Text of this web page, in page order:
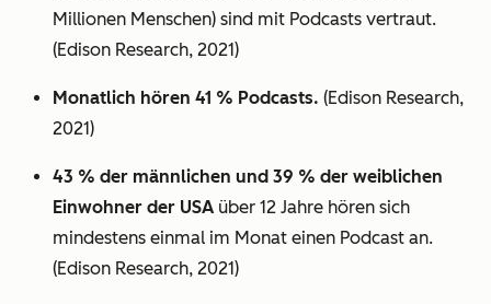
Millionen Menschen) sind mit Podcasts vertraut.
(Edison Research, 2021)
Monatlich hören 41 % Podcasts. (Edison Research,
2021)
43 % der männlichen und 39 % der weiblichen
Einwohner der USA über 12 Jahre hören sich
mindestens einmal im Monat einen Podcast an.
(Edison Research, 2021)